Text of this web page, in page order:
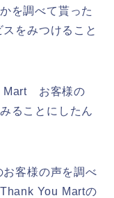
を調べて貰った
をみつけること
Mart お客様の
ることにしたん
客様の声を調べ
You Martの